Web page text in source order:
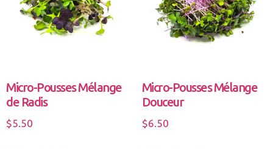
Micro-Pousses Mélange
de Radis
$5.50
Micro-Pousses Mélange
Douceur
$6.50